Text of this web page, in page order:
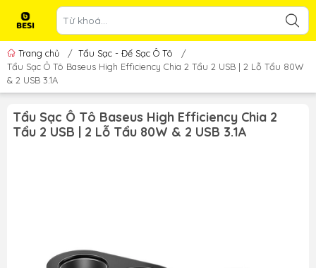
Trang chủ / Tẩu Sạc - Đế Sạc Ô Tô
/
Tẩu Sạc Ô Tô Baseus High Efficiency Chia 2 Tẩu 2 USB | 2 Lỗ Tẩu 80W
& 2 USB 3.1A
Tẩu Sạc Ô Tô Baseus High Efficiency Chia 2
Tẩu 2 USB | 2 Lỗ Tẩu 80W & 2 USB 3.1A